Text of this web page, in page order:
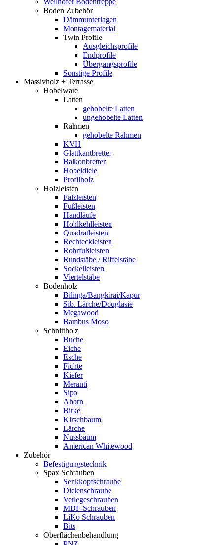
Wellhöfer Bodentreppe
Boden Zubehör
Dämmunterlagen
Montagematerial
Twin Profile
Ausgleichsprofile
Endprofile
Übergangsprofile
Sonstige Profile
Massivholz + Terrasse
Hobelware
Latten
gehobelte Latten
ungehobelte Latten
Rahmen
gehobelte Rahmen
KVH
Glattkantbretter
Balkonbretter
Hobeldiele
Profilholz
Holzleisten
Falzleisten
Fußleisten
Handläufe
Hohlkehlleisten
Quadratleisten
Rechteckleisten
Rohrfußleisten
Rundstäbe / Riffelstäbe
Sockelleisten
Viertelstäbe
Bodenholz
Bilinga/Bangkirai/Kapur
Sib. Lärche/Douglasie
Megawood
Bambus Moso
Schnittholz
Buche
Eiche
Esche
Fichte
Kiefer
Meranti
Sipo
Ahorn
Birke
Kirschbaum
Lärche
Nussbaum
American Whitewood
Zubehör
Befestigungstechnik
Spax Schrauben
Senkkopfschraube
Dielenschraube
Verlegeschrauben
MDF-Schrauben
LiKo Schrauben
Bits
Oberflächenbehandlung